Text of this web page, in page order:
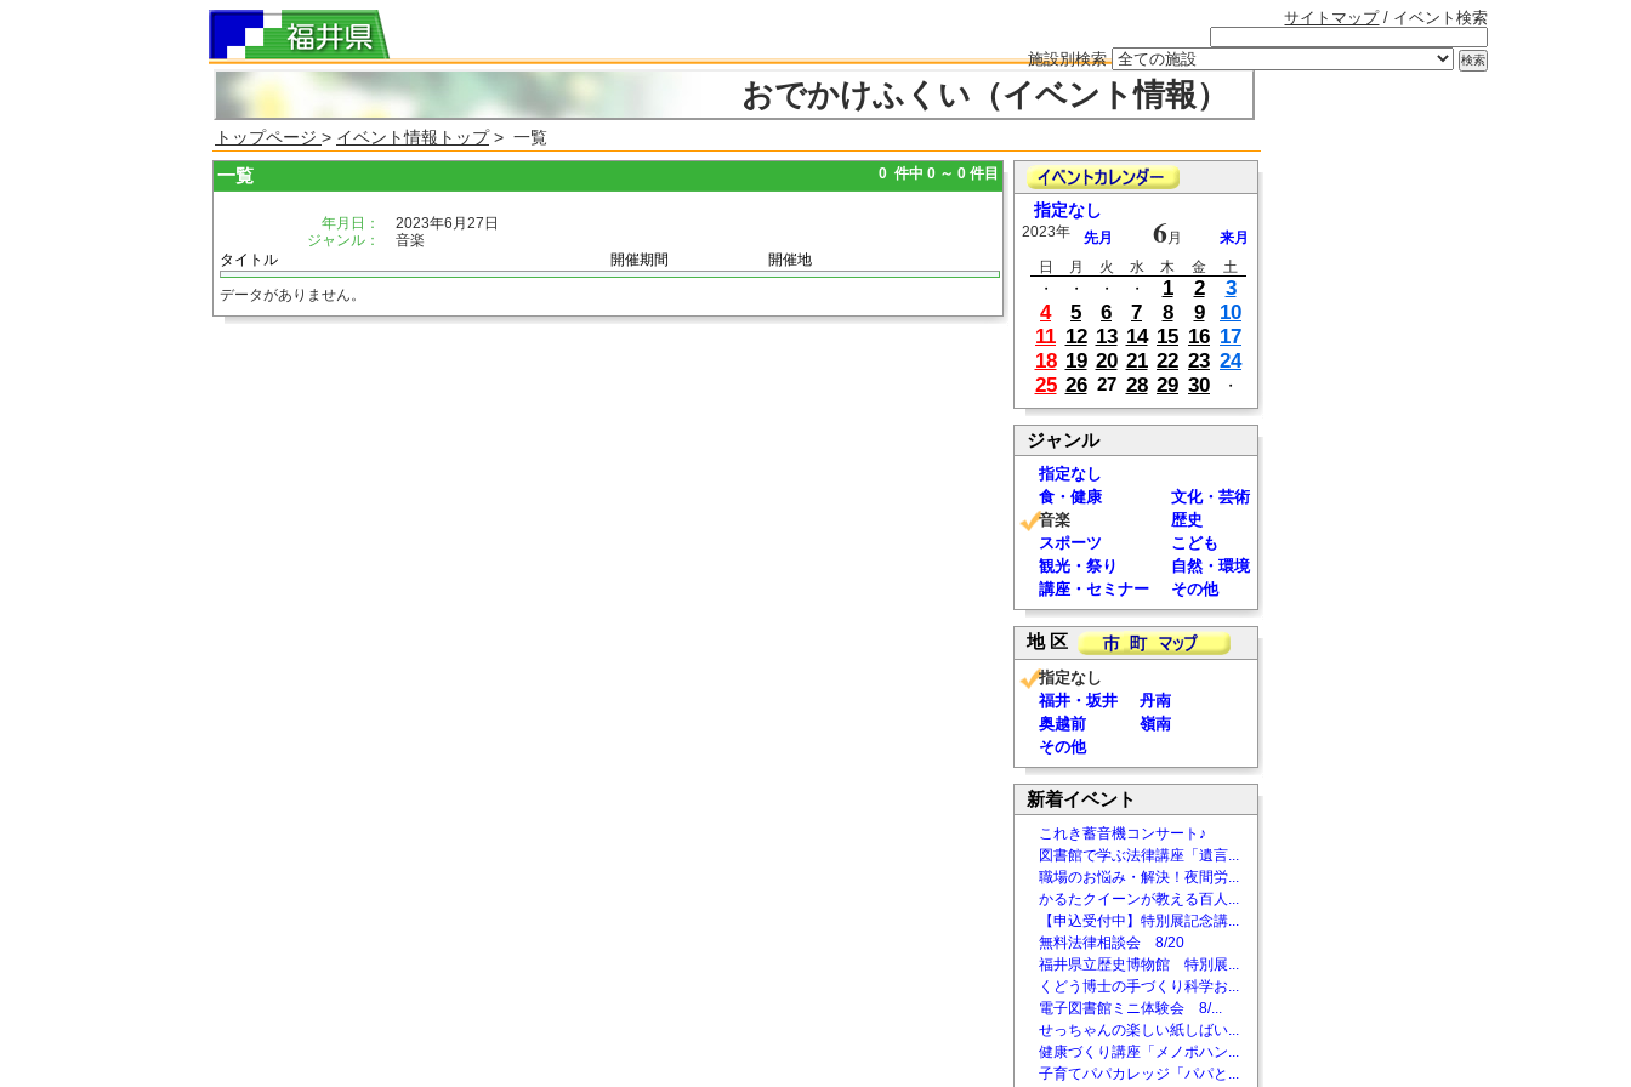
サイトマップ/ イベント検索
施設別検索
おでかけふくい（イベント情報）
トップページ > イベント情報トップ> 一覧
一覧 0 件中 0 ～ 0 件目
年月日：
2023年6月27日
ジャンル：
音楽
タイトル
開催期間 開催地
データがありません。
指定なし
2023年 先月 6月
来月
日
月 火 水 木 金
土
・
・ ・ ・ 1 2
3
4
5 6 7 8 9
10
11 12 13 14 15 16 17
18 19 20 21 22 23 24
25 26 27 28 29 30 ・
ジャンル
指定なし
食・健康
文化・芸術
音楽
歴史
スポーツ
こども
観光・祭り
自然・環境
講座・セミナー
その他
地 区
指定なし
福井・坂井
丹南
奥越前
嶺南
その他
新着イベント
これき蓄音機コンサート♪
図書館で学ぶ法律講座「遺言...
職場のお悩み・解決！夜間労...
かるたクイーンが教える百人...
【申込受付中】特別展記念講...
無料法律相談会 8/20
福井県立歴史博物館 特別展...
くどう博士の手づくり科学お...
電子図書館ミニ体験会 8/...
せっちゃんの楽しい紙しばい...
健康づくり講座「メノポハン...
子育てパパカレッジ「パパと...